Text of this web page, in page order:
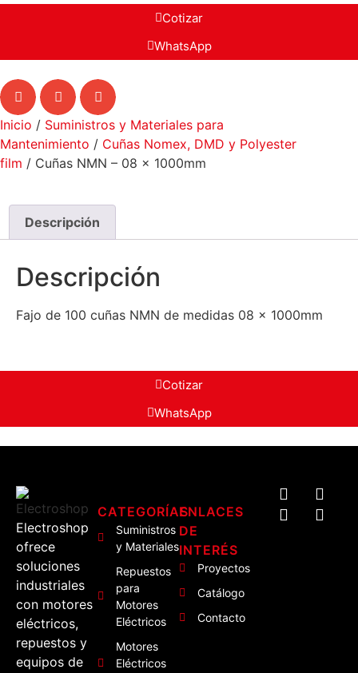
Cotizar
WhatsApp
Inicio / Suministros y Materiales para
Mantenimiento / Cuñas Nomex, DMD y Polyester
film / Cuñas NMN – 08 x 1000mm
Descripción
Descripción
Fajo de 100 cuñas NMN de medidas 08 x 1000mm
Cotizar
WhatsApp
Electroshop
ofrece
soluciones
industriales
con motores
eléctricos,
repuestos y
equipos de
CATEGORÍAS
Suministros
y Materiales
Repuestos
para
Motores
Eléctricos
Motores
Eléctricos
ENLACES
DE
INTERÉS
Proyectos
Catálogo
Contacto